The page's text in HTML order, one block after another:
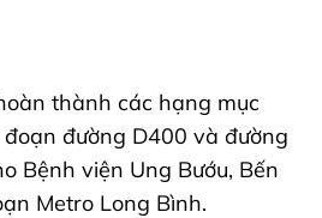
thành các hạng mục
đường D400 và đường
Bệnh viện Ung Bướu, Bến
Metro Long Bình.